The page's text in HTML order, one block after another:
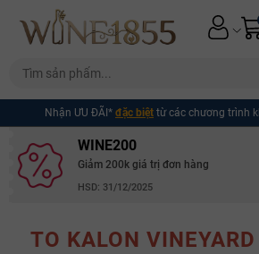
Nhận ƯU ĐÃI* đặc biệt từ các chương trình
WINE200
Giảm 200k giá trị đơn hàng
HSD: 31/12/2025
TO KALON